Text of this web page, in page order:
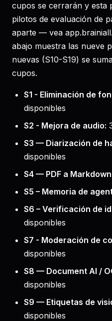
cupos se cerrarán y esta
pilotos de evaluación de
aparte — vea
abajo muestra las nueve
nuevas (S10-S19) se
cupos.
S1 - Eliminación de
disponibles
S2 - Mejora de audio:
S3 — Diarización de
disponibles
S4 — PDF a
S5 – Memoria de
S6 – Verificación de
disponibles
S7 - Moderación de
disponibles
S8 — Document AI /
disponibles
S9 — Etiquetas de
disponibles